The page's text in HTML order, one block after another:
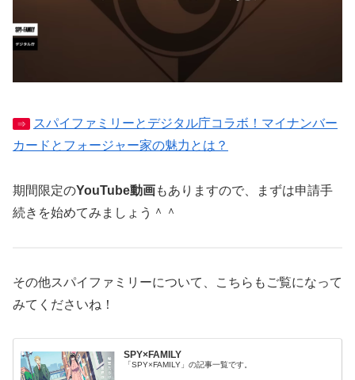
⇒
スパイファミリーとデジタル庁コラボ！マイナンバー
カードとフォージャー家の魅力とは？
期間限定のYouTube動画もありますので、まずは申請手
続きを始めてみましょう＾＾
その他スパイファミリーについて、こちらもご覧になって
みてくださいね！
SPY×FAMILY
「SPY×FAMILY」の記事一覧です。